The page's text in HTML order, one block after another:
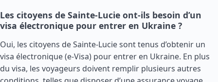
Les citoyens de Sainte-Lucie ont-ils besoin d’un
visa électronique pour entrer en Ukraine ?
Oui, les citoyens de Sainte-Lucie sont tenus d’obtenir un
visa électronique (e-Visa) pour entrer en Ukraine. En plus
du visa, les voyageurs doivent remplir plusieurs autres